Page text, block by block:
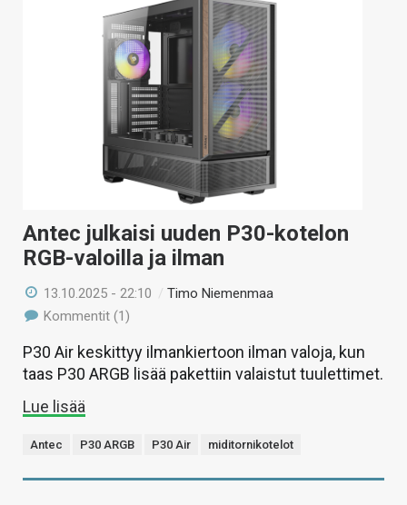
Antec julkaisi uuden P30-kotelon
RGB-valoilla ja ilman
13.10.2025 - 22:10 /Timo Niemenmaa
Kommentit (1)
P30 Air keskittyy ilmankiertoon ilman valoja, kun
taas P30 ARGB lisää pakettiin valaistut tuulettimet.
Lue lisää
Antec P30 ARGB P30 Air miditornikotelot